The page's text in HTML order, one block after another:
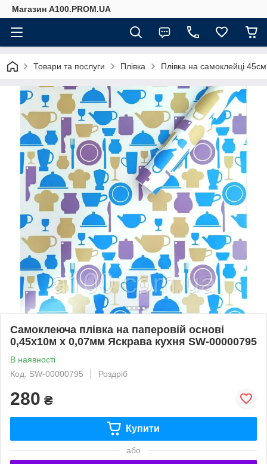
Магазин A100.PROM.UA
Товари та послуги Плівка Плівка на самоклейці
Самоклеюча плівка на паперовій основі
0,45х10м х 0,07мм Яскрава кухня SW-00000795
В наявності
Код: SW-00000795
Роздріб
280 ₴
Купити
або